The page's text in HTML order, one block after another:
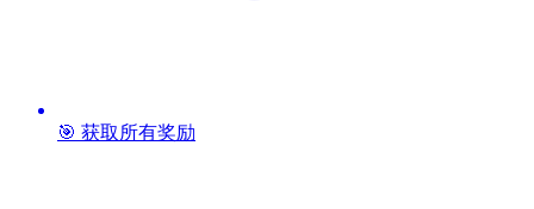
🎯 获取所有奖励